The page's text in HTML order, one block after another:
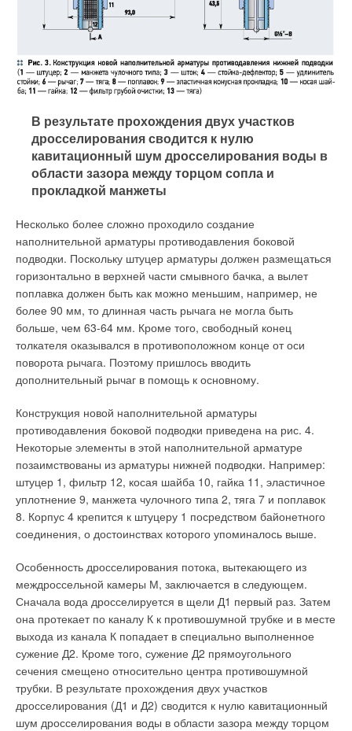
В результате прохождения двух участков
дросселирования сводится к нулю
кавитационный шум дросселирования воды в
области зазора между торцом сопла и
прокладкой манжеты
Несколько более сложно проходило создание
наполнительной арматуры противодавления боковой
подводки. Поскольку штуцер арматуры должен размещаться
горизонтально в верхней части смывного бачка, а вылет
поплавка должен быть как можно меньшим, например, не
более 90 мм, то длинная часть рычага не могла быть
больше, чем 63-64 мм. Кроме того, свободный конец
толкателя оказывался в противоположном конце от оси
поворота рычага. Поэтому пришлось вводить
дополнительный рычаг в помощь к основному.
Конструкция новой наполнительной арматуры
противодавления боковой подводки приведена на рис. 4.
Некоторые элементы в этой наполнительной арматуре
позаимствованы из арматуры нижней подводки. Например:
штуцер 1, фильтр 12, косая шайба 10, гайка 11, эластичное
уплотнение 9, манжета чулочного типа 2, тяга 7 и поплавок
8. Корпус 4 крепится к штуцеру 1 посредством байонетного
соединения, о достоинствах которого упоминалось выше.
Особенность дросселирования потока, вытекающего из
междроссельной камеры М, заключается в следующем.
Сначала вода дросселируется в щели Д1 первый раз. Затем
она протекает по каналу К к противошумной трубке и в месте
выхода из канала К попадает в специально выполненное
сужение Д2. Кроме того, сужение Д2 прямоугольного
сечения смещено относительно центра противошумной
трубки. В результате прохождения двух участков
дросселирования (Д1 и Д2) сводится к нулю кавитационный
шум дросселирования воды в области зазора между торцом